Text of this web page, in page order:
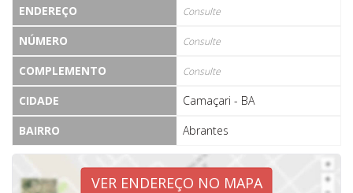
ENDEREÇO
Consulte
NÚMERO Consulte
COMPLEMENTO Consulte
CIDADE
Camaçari - BA
BAIRRO
Abrantes
VER ENDEREÇO NO MAPA